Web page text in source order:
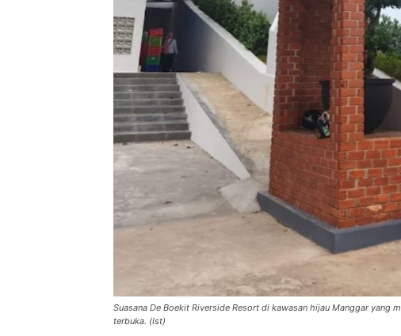
Suasana De Boekit Riverside Resort di kawasan hijau Manggar yang
terbuka. (Ist)